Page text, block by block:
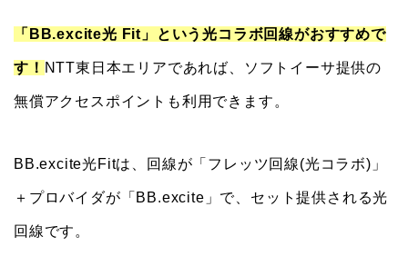
「BB.excite光 Fit」という光コラボ回線がおすすめで
す！ NTT東日本エリアであれば、ソフトイーサ提供の
無償アクセスポイントも利用できます。
BB.excite光Fitは、回線が「フレッツ回線(光コラボ)」
＋プロバイダが「BB.excite」で、セット提供される光
回線です。